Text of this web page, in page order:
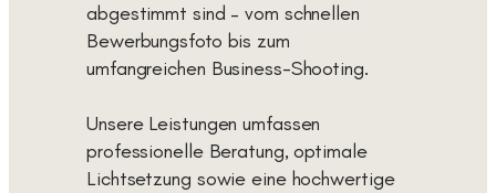
abgestimmt sind – vom schnellen
Bewerbungsfoto bis zum
umfangreichen Business-Shooting.
Unsere Leistungen umfassen
professionelle Beratung, optimale
Lichtsetzung sowie eine hochwertige